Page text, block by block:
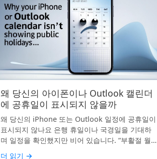
왜 당신의 아이폰이나 Outlook 캘린더
에 공휴일이 표시되지 않을까
왜 당신의 iPhone 또는 Outlook 일정에 공휴일이
표시되지 않나요 은행 휴일이나 국경일을 기대하
며 일정을 확인했지만 비어 있습니다. “부활절 월요
일”, “노동절”, “독립기념일”이 보이지 않네요.
더 읽기 →